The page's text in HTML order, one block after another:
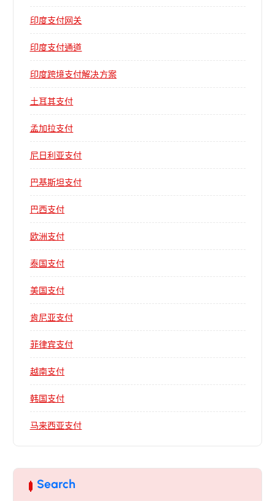
印度支付网关
印度支付通道
印度跨境支付解决方案
土耳其支付
孟加拉支付
尼日利亚支付
巴基斯坦支付
巴西支付
欧洲支付
泰国支付
美国支付
肯尼亚支付
菲律宾支付
越南支付
韩国支付
马来西亚支付
Search